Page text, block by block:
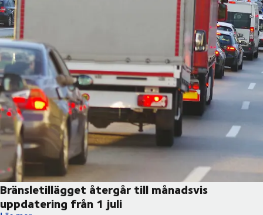
Bränsletillägget återgår till månadsvis
uppdatering från 1 juli